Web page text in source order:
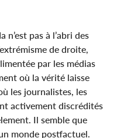
n’est pas à l’abri des
de droite,
par les médias
où la vérité laisse
les journalistes, les
activement discrédités
Il semble que
monde postfactuel.